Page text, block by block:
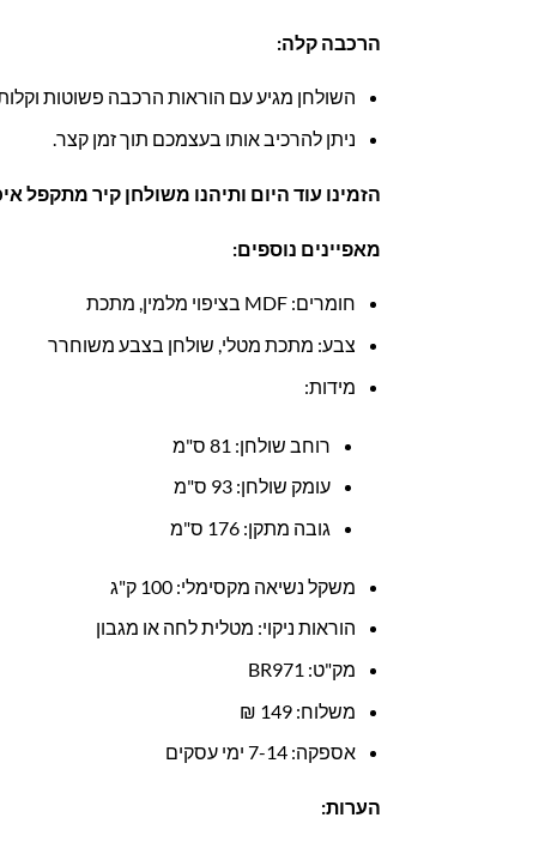
הרכבה קלה:
השולחן מגיע עם הוראות הרכבה פשוטות
ניתן להרכיב אותו בעצמכם תוך זמן קצר.
הזמינו עוד היום ותיהנו משולחן קיר מתקפל
מאפיינים נוספים:
חומרים: MDF בציפוי מלמין, מתכת
צבע: מתכת מטלי, שולחן בצבע משוחרר
מידות:
רוחב שולחן: 81 ס"מ
עומק שולחן: 93 ס"מ
גובה מתקן: 176 ס"מ
משקל נשיאה מקסימלי: 100 ק"ג
הוראות ניקוי: מטלית לחה או מגבון
מק"ט: BR971
משלוח: 149 ₪
אספקה: 7-14 ימי עסקים
הערות: